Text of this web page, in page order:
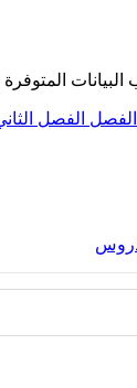
المتوفرة
الفصل الفصل